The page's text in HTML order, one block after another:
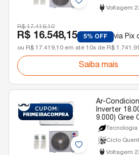
Voltagem
R$ 17.419,10
R$ 16.548,15 5% OFF via Pix
ou R$ 17.419,10 em até 10x de R$ 1.741,91
Saiba mais
Ar-
Inverter
9.000) Gree
220vTecnologia
Ciclo
Voltagem